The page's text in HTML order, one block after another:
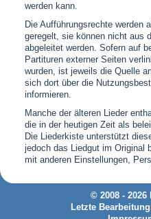
werden kann.
Die Aufführungsrechte werden
geregelt, sie können nicht aus
abgeleitet werden. Sofern auf
Partituren externer Seiten
wurden, ist jeweils die Quelle
sich dort über die
informieren.
Manche der älteren Lieder
die in der heutigen Zeit als
Die Liederkiste unterstützt
jedoch das Liedgut im Original
mit anderen Einstellungen,
© 2008 -
Letzte